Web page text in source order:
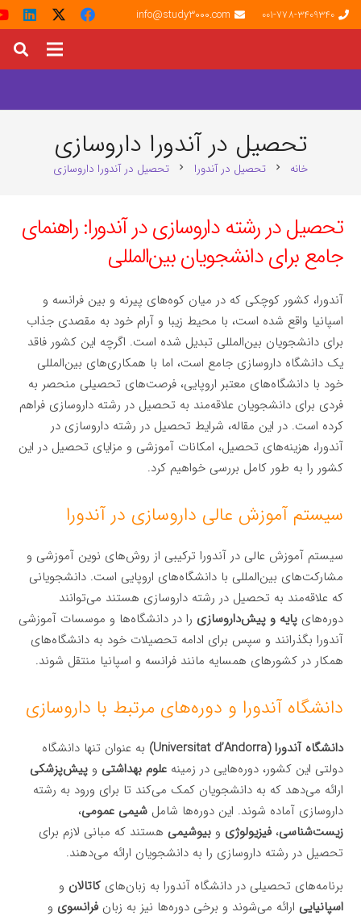
001-778-3409340
info@study3000.com
تحصیل در آندورا داروسازی
خانه chevron_right تحصیل در آندورا chevron_right تحصیل در آندورا داروسازی
تحصیل در رشته داروسازی در آندورا: راهنمای
جامع برای دانشجویان بین‌المللی
آندورا، کشور کوچکی که در میان کوه‌های پیرنه و بین فرانسه و
اسپانیا واقع شده است، با محیط زیبا و آرام خود به مقصدی جذاب
برای دانشجویان بین‌المللی تبدیل شده است. اگرچه این کشور فاقد
یک دانشگاه داروسازی جامع است، اما با همکاری‌های بین‌المللی
خود با دانشگاه‌های معتبر اروپایی، فرصت‌های تحصیلی منحصر به
فردی برای دانشجویان علاقه‌مند به تحصیل در رشته داروسازی فراهم
کرده است. در این مقاله، شرایط تحصیل در رشته داروسازی در
آندورا، هزینه‌های تحصیل، امکانات آموزشی و مزایای تحصیل در این
کشور را به طور کامل بررسی خواهیم کرد.
سیستم آموزش عالی داروسازی در آندورا
سیستم آموزش عالی در آندورا ترکیبی از روش‌های نوین آموزشی و
مشارکت‌های بین‌المللی با دانشگاه‌های اروپایی است. دانشجویانی
که علاقه‌مند به تحصیل در رشته داروسازی هستند می‌توانند
دوره‌هایپایه و پیش‌داروسازی را در دانشگاه‌ها و موسسات آموزشی
آندورا بگذرانند و سپس برای ادامه تحصیلات خود به دانشگاه‌های
همکار در کشورهای همسایه مانند فرانسه و اسپانیا منتقل شوند.
دانشگاه آندورا و دوره‌های مرتبط با داروسازی
دانشگاه آندورا (Universitat d’Andorra)
به عنوان تنها دانشگاه
دولتی این کشور، دوره‌هایی در زمینهعلوم بهداشتی وپیش‌پزشکی
ارائه می‌دهد که به دانشجویان کمک می‌کند تا برای ورود به رشته
داروسازی آماده شوند. این دوره‌ها شاملشیمی عمومی،
زیست‌شناسی،فیزیولوژی وبیوشیمی هستند که مبانی لازم برای
تحصیل در رشته داروسازی را به دانشجویان ارائه می‌دهند.
برنامه‌های تحصیلی در دانشگاه آندورا به زبان‌هایکاتالان و
اسپانیایی ارائه می‌شوند و برخی دوره‌ها نیز به زبانفرانسوی و